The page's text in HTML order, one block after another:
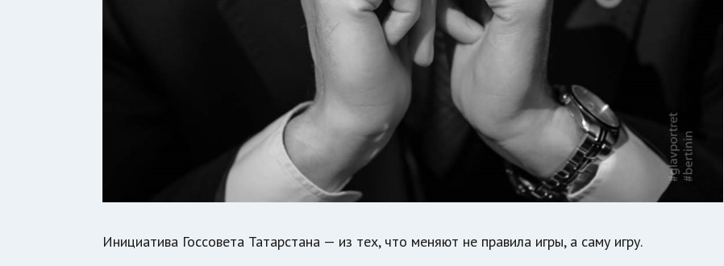
Инициатива Госсовета Татарстана — из тех, что меняют не правила игры, а саму игру.